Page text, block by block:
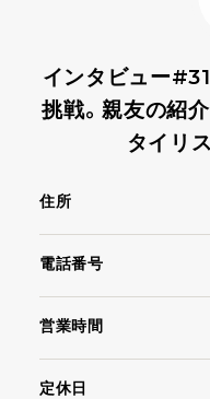
インタビュー
挑戦。親友の紹
タイリ
住所
電話番号
営業時間
定休日